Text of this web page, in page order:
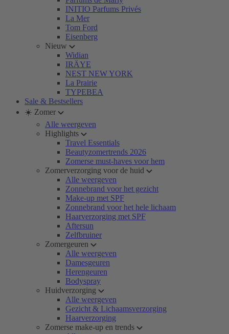
INITIO Parfums Privés
La Mer
Tom Ford
Eisenberg
Nieuw
Widian
IRÄYE
NEST NEW YORK
La Prairie
TYPEBEA
Sale & Bestsellers
☀️ Zomer
Alle weergeven
Highlights
Travel Essentials
Beautyzomertrends 2026
Zomerse must-haves voor hem
Zomerverzorging voor de huid
Alle weergeven
Zonnebrand voor het gezicht
Make-up met SPF
Zonnebrand voor het hele lichaam
Haarverzorging met SPF
Aftersun
Zelfbruiner
Zomergeuren
Alle weergeven
Damesgeuren
Herengeuren
Bodyspray
Huidverzorging
Alle weergeven
Gezicht & Lichaamsverzorging
Haarverzorging
Zomerse make-up en trends